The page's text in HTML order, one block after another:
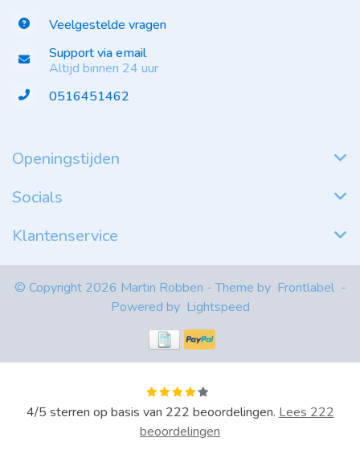
Veelgestelde vragen
Support via email
Altijd binnen 24 uur
0516451462
Openingstijden
Socials
Klantenservice
© Copyright 2026 Martin Robben - Theme by Frontlabel -
Powered by Lightspeed
4/5 sterren op basis van 222 beoordelingen. Lees 222
beoordelingen